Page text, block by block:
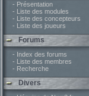
- Présentation
- Liste des modules
- Liste des concepteurs
- Liste des joueurs
Forums
- Index des forums
- Liste des membres
- Recherche
Divers